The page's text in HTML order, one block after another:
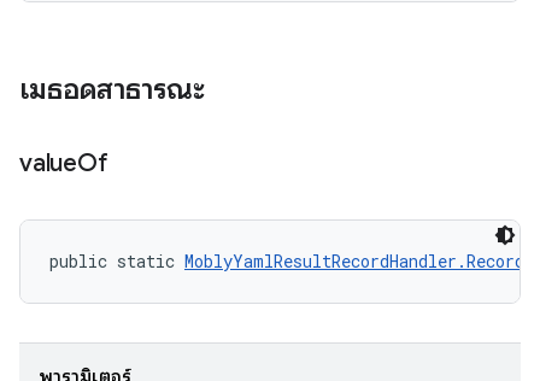
เมธอดสาธารณะ
valueOf
public static